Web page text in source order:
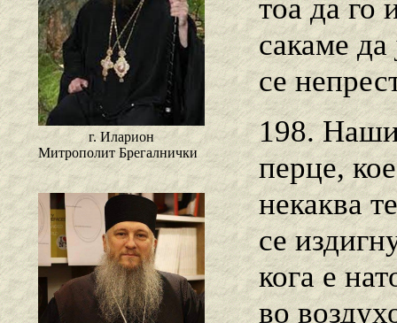
г. Иларион
Митрополит Брегалнички
тоа да го
сакаме
се
198.
перце,
некаква
се
кога е
во